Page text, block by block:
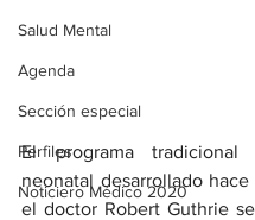
Salud Mental
Agenda
Sección especial
Perfiles
Noticiero Médico 2020
El programa tradicional
neonatal desarrollado
el doctor Robert Guthrie